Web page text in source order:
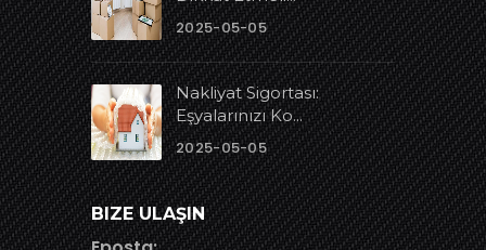
2025-05-05
Nakliyat Sigortası:
Eşyalarınızı Ko...
2025-05-05
BIZE ULAŞIN